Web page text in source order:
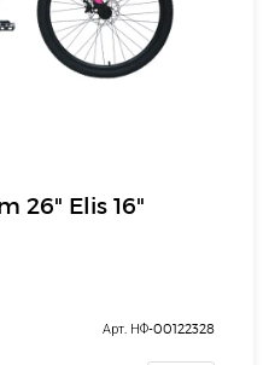
26" Elis 16"
Арт. НФ-00122328